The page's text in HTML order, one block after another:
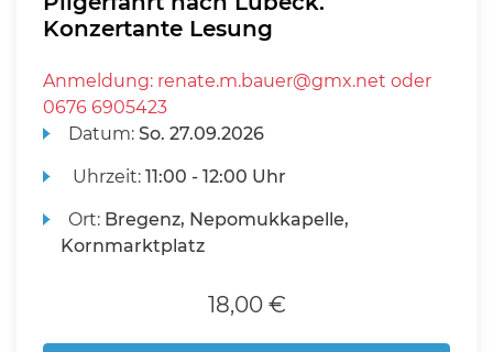
Konzertante Lesung
Anmeldung: renate.m.bauer@gmx.net oder
0676 6905423
Datum:So. 27.09.2026
Uhrzeit:11:00 - 12:00 Uhr
Ort: Bregenz, Nepomukkapelle,
Kornmarktplatz
18,00 €